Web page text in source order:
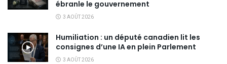
ébranle le gouvernement
3 AOÛT 2026
Humiliation : un député canadien lit les
consignes d’une IA en plein Parlement
3 AOÛT 2026